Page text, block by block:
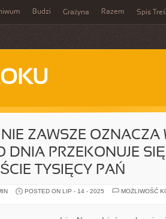
Budzi Grażyna Razem Spis
ZAWSZE OZNACZA
DNIA PRZEKONUJE
TYSIĘCY PAŃ
POSTED ON LIP - 14 - 2025
MOŻLIWOŚĆ